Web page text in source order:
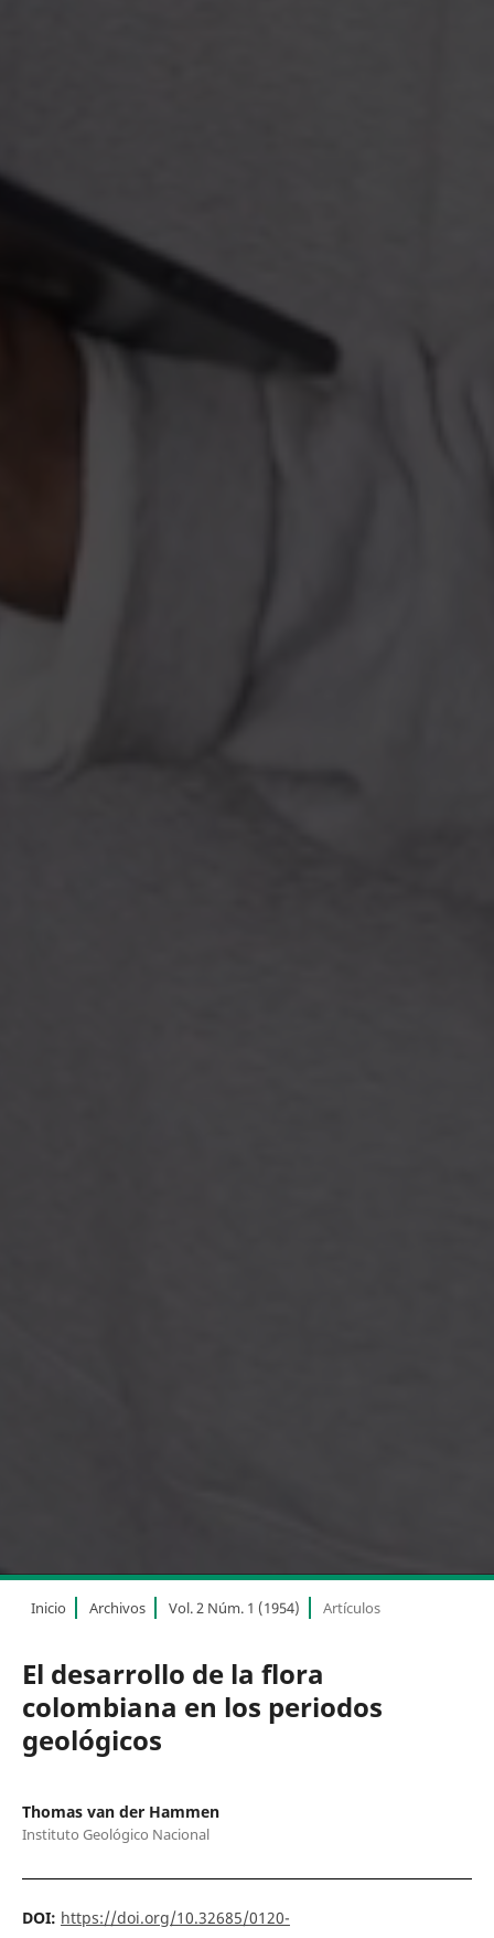
Inicio Archivos Vol. 2 Núm. 1 (1954) Artículos
El desarrollo de la flora
colombiana en los periodos
geológicos
Thomas van der Hammen
Instituto Geológico Nacional
DOI: https://doi.org/10.32685/0120-